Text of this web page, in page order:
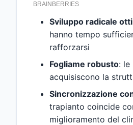
Sviluppo radicale
hanno tempo
rafforzarsi
Fogliame robusto: le
acquisiscono la
Sincronizzazione
trapianto coincide
miglioramento del